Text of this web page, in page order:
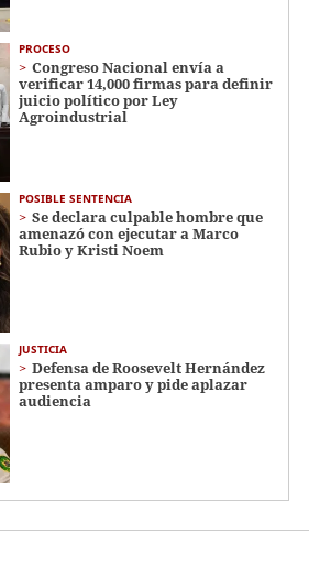
PROCESO
Congreso Nacional envía a
verificar 14,000 firmas para definir
juicio político por Ley
Agroindustrial
POSIBLE SENTENCIA
Se declara culpable hombre que
amenazó con ejecutar a Marco
Rubio y Kristi Noem
JUSTICIA
Defensa de Roosevelt Hernández
presenta amparo y pide aplazar
audiencia